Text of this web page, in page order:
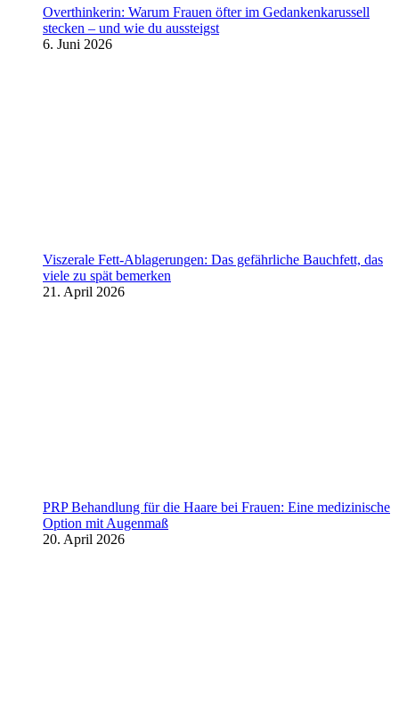
Overthinkerin: Warum Frauen öfter im Gedankenkarussell
stecken – und wie du aussteigst
6. Juni 2026
Viszerale Fett-Ablagerungen: Das gefährliche Bauchfett, das
viele zu spät bemerken
21. April 2026
PRP Behandlung für die Haare bei Frauen: Eine medizinische
Option mit Augenmaß
20. April 2026